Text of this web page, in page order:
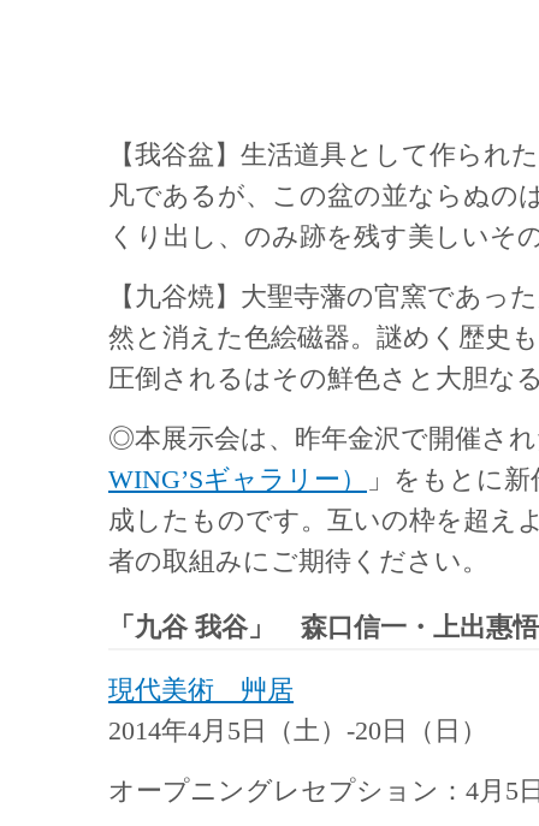
【我谷盆】生活道具として作られ
凡であるが、この盆の並ならぬの
くり出し、のみ跡を残す美しいそ
【九谷焼】大聖寺藩の官窯であっ
然と消えた色絵磁器。謎めく歴史
圧倒されるはその鮮色さと大胆な
◎本展示会は、昨年金沢で開催さ
WING’Sギャラリー）
」をもとに
成したものです。互いの枠を超え
者の取組みにご期待ください。
「九谷 我谷」 森口信一・上出惠悟
現代美術 艸居
2014年4月5日（土）-20日（日）
オープニングレセプション：4月5